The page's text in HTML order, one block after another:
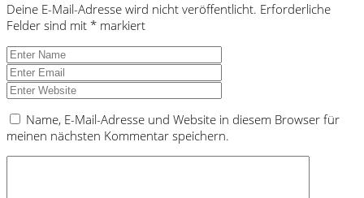
Deine E-Mail-Adresse wird nicht veröffentlicht. Erforderliche
Felder sind mit * markiert
Name, E-Mail-Adresse und Website in diesem Browser für
meinen nächsten Kommentar speichern.